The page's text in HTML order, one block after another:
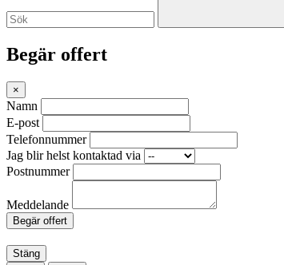
Begär offert
×
Namn
E-post
Telefonnummer
Jag blir helst kontaktad via
Postnummer
Meddelande
Begär offert
Stäng